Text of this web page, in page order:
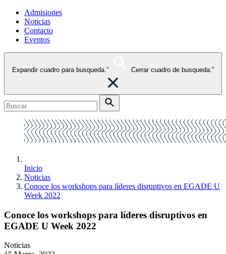
Admisiones
Noticias
Contacto
Eventos
Expandir cuadro para busqueda." Cerrar cuadro de busqueda."
Inicio
Noticias
Conoce los workshops para líderes disruptivos en EGADE U
Week 2022
Conoce los workshops para líderes disruptivos en
EGADE U Week 2022
Noticias